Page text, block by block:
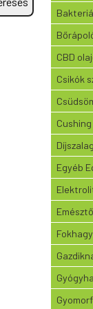
CBD
Csikók
Cushing
Egyéb